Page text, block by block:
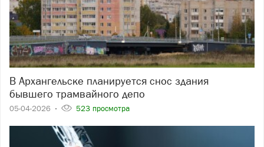
В Архангельске планируется снос здания
бывшего трамвайного депо
05-04-2026 523 просмотра